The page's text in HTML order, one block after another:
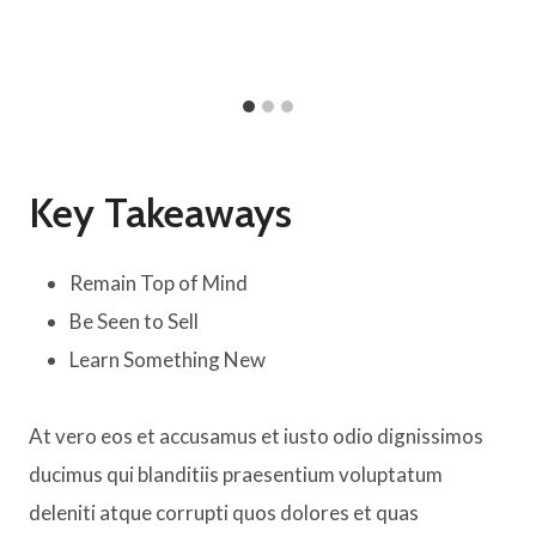
Key Takeaways
Remain Top of Mind
Be Seen to Sell
Learn Something New
At vero eos et accusamus et iusto odio dignissimos
ducimus qui blanditiis praesentium voluptatum
deleniti atque corrupti quos dolores et quas